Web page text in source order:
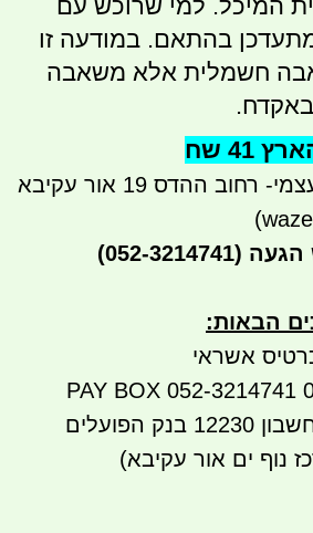
המיכל. למי שרוכש עם
בהתאם. במודעה זו
חשמלית אלא משאבה
שח
ההדס 19 אור עקיבא
הגעה (052-3214741)
הבאות:
אשראי
העברה בנקאית לחשבון 12230 בנק הפועלים